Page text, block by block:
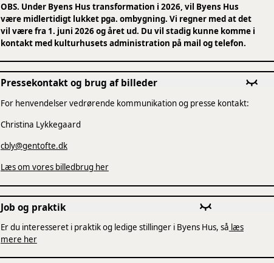
OBS. Under Byens Hus transformation i 2026, vil Byens Hus
være midlertidigt lukket pga. ombygning. Vi regner med at det
vil være fra 1. juni 2026 og året ud. Du vil stadig kunne komme i
kontakt med kulturhusets administration på mail og telefon.
Pressekontakt og brug af billeder
For henvendelser vedrørende kommunikation og presse kontakt:
Christina Lykkegaard
cbly@gentofte.dk
Læs om vores billedbrug her
Job og praktik
Er du interesseret i praktik og ledige stillinger i Byens Hus, så læs
mere her